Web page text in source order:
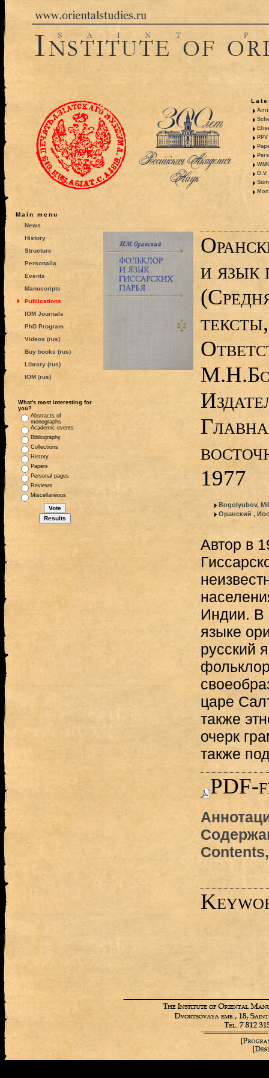
Main menu
News
History
Structure
Personalia
Events
Manuscripts
Publications
IOM Journals
PhD Program
Videos (rus)
Buy books (rus)
Library (rus)
IOM (rus)
What's most interesting for
you?
Abstracts of
monographs
Academic events
Bibliography
Collections
History
Papers
Personal pages
Reviews
Miscellaneous
и язык
1977
Bogolyubov,
Оранский ,
Автор в
Индии. В
языке
русский
царе
также
очерк
также
PDF-